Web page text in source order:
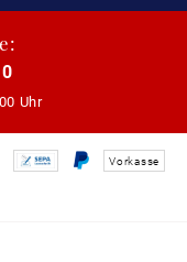
Uhr
Vorkasse